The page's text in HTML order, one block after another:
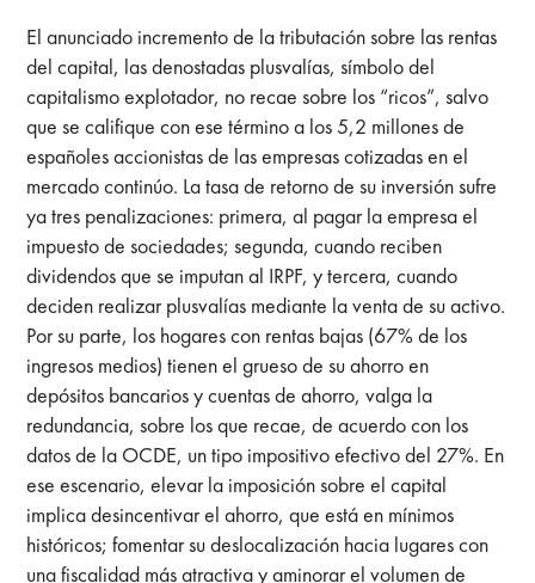
El anunciado incremento de la tributación sobre las rentas
del capital, las denostadas plusvalías, símbolo del
capitalismo explotador, no recae sobre los “ricos”, salvo
que se califique con ese término a los 5,2 millones de
españoles accionistas de las empresas cotizadas en el
mercado continúo. La tasa de retorno de su inversión sufre
ya tres penalizaciones: primera, al pagar la empresa el
impuesto de sociedades; segunda, cuando reciben
dividendos que se imputan al IRPF, y tercera, cuando
deciden realizar plusvalías mediante la venta de su activo.
Por su parte, los hogares con rentas bajas (67% de los
ingresos medios) tienen el grueso de su ahorro en
depósitos bancarios y cuentas de ahorro, valga la
redundancia, sobre los que recae, de acuerdo con los
datos de la OCDE, un tipo impositivo efectivo del 27%. En
ese escenario, elevar la imposición sobre el capital
implica desincentivar el ahorro, que está en mínimos
históricos; fomentar su deslocalización hacia lugares con
una fiscalidad más atractiva y aminorar el volumen de